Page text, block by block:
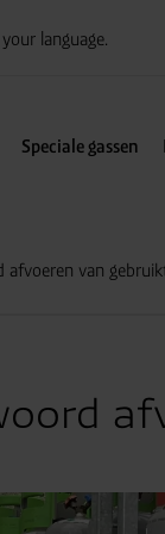
language.
Speciale gassen
afvoeren van